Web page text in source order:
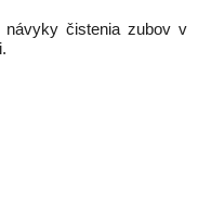
návyky čistenia zubov v